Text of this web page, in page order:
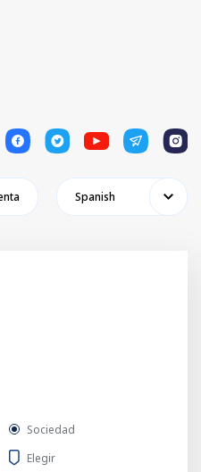
1 1 1 1 1
Spanish
Sociedad
Elegir